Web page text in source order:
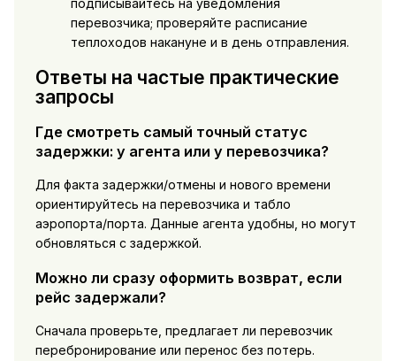
подписывайтесь на уведомления
перевозчика; проверяйте расписание
теплоходов накануне и в день отправления.
Ответы на частые практические
запросы
Где смотреть самый точный статус
задержки: у агента или у перевозчика?
Для факта задержки/отмены и нового времени
ориентируйтесь на перевозчика и табло
аэропорта/порта. Данные агента удобны, но могут
обновляться с задержкой.
Можно ли сразу оформить возврат, если
рейс задержали?
Сначала проверьте, предлагает ли перевозчик
перебронирование или перенос без потерь.